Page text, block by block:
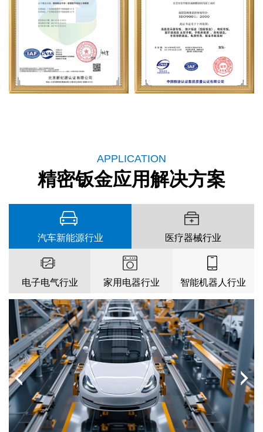
APPLICATION
精密钣金应用解决方案
汽车新能源行业 医疗器械行业
电子电气行业 家用电器行业 智能机器人行业